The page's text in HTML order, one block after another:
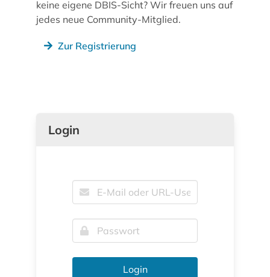
keine eigene DBIS-Sicht? Wir freuen uns auf
jedes neue Community-Mitglied.
Zur Registrierung
Login
Login